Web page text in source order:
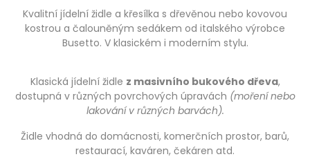
Kvalitní jídelní židle a křesílka s dřevěnou nebo kovovou
kostrou a čalouněným sedákem od italského výrobce
Busetto. V klasickém i moderním stylu.
Klasická jídelní židle z masivního bukového dřeva,
dostupná v různých povrchových úpravách (moření nebo
lakování v různých barvách).
Židle vhodná do domácnosti, komerčních prostor, barů,
restaurací, kaváren, čekáren atd.